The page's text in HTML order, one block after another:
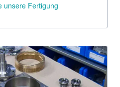
unsere Fertigung